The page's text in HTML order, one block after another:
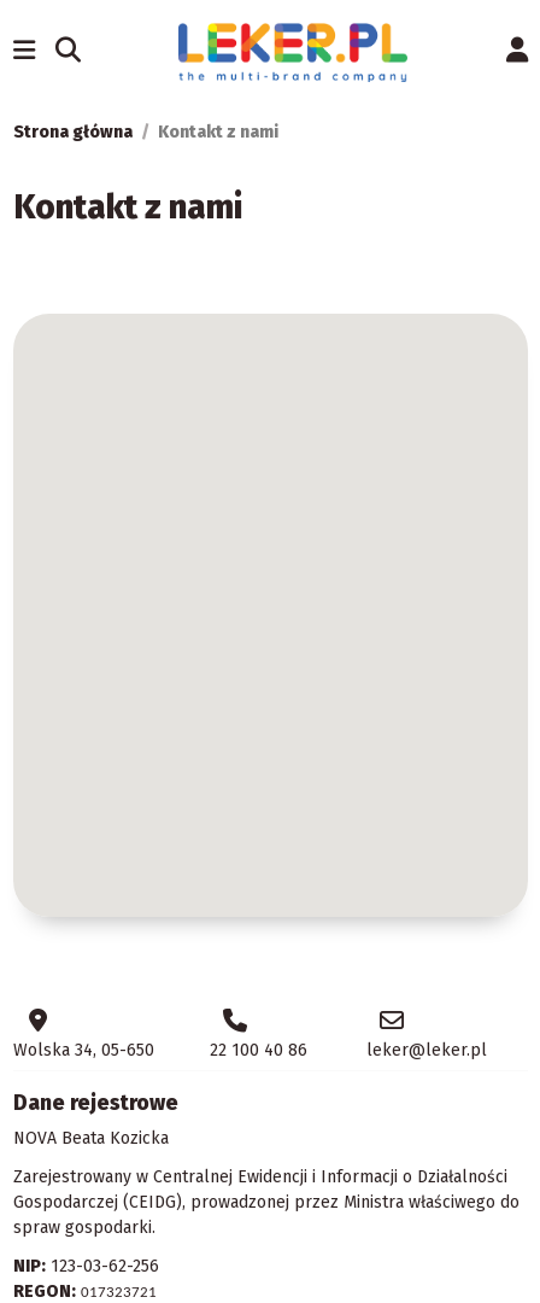
Strona główna Kontakt z nami
Kontakt z nami
Wolska 34, 05-650 22 100 40 86 leker@leker.pl
Dane rejestrowe
NOVA Beata Kozicka
Zarejestrowany w Centralnej Ewidencji i Informacji o Działalności
Gospodarczej (CEIDG), prowadzonej przez Ministra właściwego do
spraw gospodarki.
NIP:123-03-62-256
REGON: 017323721